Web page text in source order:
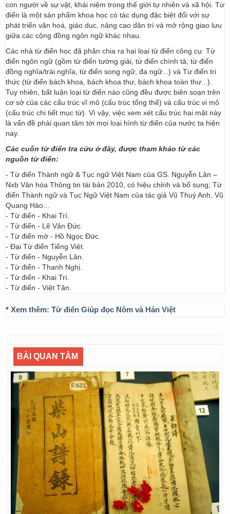
con người về sự vật, khái niệm trong thế giới tự nhiên và xã hội. Từ
điển là một sản phẩm khoa học có tác dụng đặc biệt đối với sự
phát triển văn hoá, giáo dục, nâng cao dân trí và mở rộng giao lưu
giữa các cộng đồng ngôn ngữ khác nhau.
Các nhà từ điển học đã phân chia ra hai loại từ điển công cụ: Từ
điển ngôn ngữ (gồm từ điển tường giải, từ điển chính tả, từ điển
đồng nghĩa/trái nghĩa, từ điển song ngữ, đa ngữ...) và Từ điển tri
thức (từ điển bách khoa, bách khoa thư, bách khoa toàn thư...).
Tuy nhiên, bất luận loại từ điển nào cũng đều được biên soạn trên
cơ sở của các cấu trúc vĩ mô (cấu trúc tổng thể) và cấu trúc vi mô
(cấu trúc chi tiết mục từ). Vì vậy, việc xem xét cấu trúc hai mặt này
là vấn đề phải quan tâm tới mọi loại hình từ điển của nước ta hiện
nay.
Các cuốn từ điển tra cứu ở đây, được tham khảo từ các
nguồn từ điển:
- Từ điển Thành ngữ & Tục ngữ Việt Nam của GS. Nguyễn Lân –
Nxb Văn hóa Thông tin tái bản 2010, có hiệu chỉnh và bổ sung; Từ
điển Thành ngữ và Tục Ngữ Việt Nam của tác giả Vũ Thuý Anh, Vũ
Quang Hào…
- Từ điển - Khai Trí.
- Từ điển - Lê Văn Đức.
- Từ điển mở - Hồ Ngọc Đức.
- Đại Từ điển Tiếng Việt.
- Từ điển - Nguyễn Lân.
- Từ điển - Thanh Nghị.
- Từ điển - Khai Trí.
- Từ điển - Việt Tân.
* Xem thêm: Từ điển Giúp đọc Nôm và Hán Việt
BÀI QUAN TÂM